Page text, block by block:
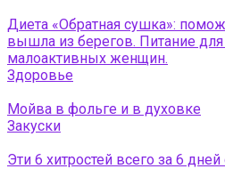
Диета «Обратная сушка»:
вышла из берегов. Питание
малоактивных женщин.
Здоровье
Мойва в фольге и в духовке
Закуски
Эти 6 хитростей всего за 6